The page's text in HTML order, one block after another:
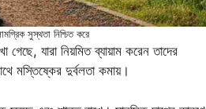
সুস্থতা নিশ্চিত করে
যারা নিয়মিত ব্যায়াম করেন তাদের
মস্তিষ্কের দুর্বলতা কমায়।